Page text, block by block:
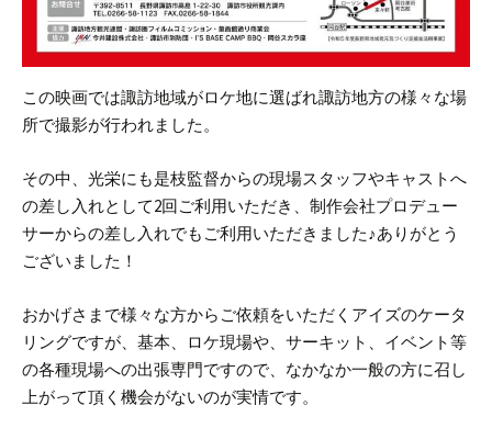
この映画では諏訪地域がロケ地に選ばれ諏訪地方の様々な場
所で撮影が行われました。
その中、光栄にも是枝監督からの現場スタッフやキャストへ
の差し入れとして2回ご利用いただき、制作会社プロデュー
サーからの差し入れでもご利用いただきました♪ありがとう
ございました！
おかげさまで様々な方からご依頼をいただくアイズのケータ
リングですが、基本、ロケ現場や、サーキット、イベント等
の各種現場への出張専門ですので、なかなか一般の方に召し
上がって頂く機会がないのが実情です。